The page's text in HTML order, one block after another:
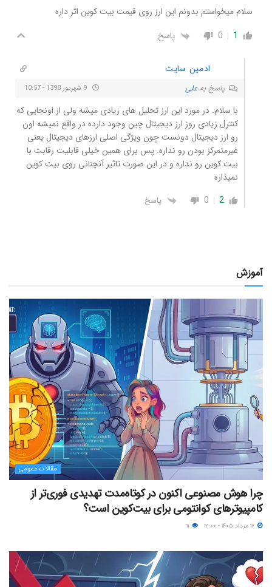
سلام میخواستم بدونم این ارز روی قیمت بیت کوین اثر داره
1
0 پاسخ
ادمین سایت
پاسخ بهعلی
با سلام. در مورد این ارز تحلیل های زیادی میشه ولی از اونجایی که
کنترل زیادی روز ارز دیجیتال چین وجود دارده در واقع نمیشه اون
رو ارز دیجیتال دونست چون ویژگی اصلی ارزهای دیجیتال یعنی
غیرمتمرکز بودن رو نداره. پس برای همین خیلی قابلیت رقابت با
بیت کوین رو نداره و در این صورت تاثیر آنچنانی روی بیت کوین
نمیذاره
2
0 پاسخ
آموزش
مقالات عمومی
چرا هوش مصنوعی اکنون در کوتاه‌مدت تهدیدی فوری‌تر از
کامپیوترهای کوانتومی برای بیت‌کوین است؟